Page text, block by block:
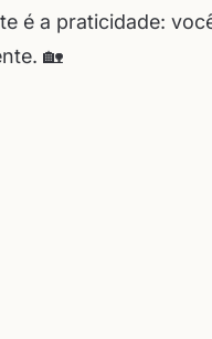
é a praticidade:
🏡